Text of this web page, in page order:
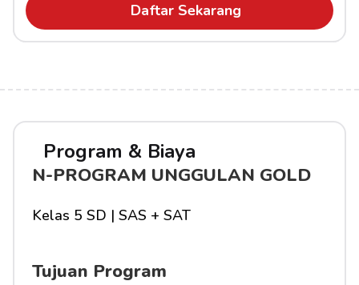
Daftar Sekarang
Program & Biaya
N-PROGRAM UNGGULAN GOLD
Kelas 5 SD | SAS + SAT
Tujuan Program